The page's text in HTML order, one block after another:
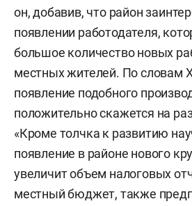
он, добавив, что район
появлении работодателя,
большое количество новых
местных жителей. По словам
появление подобного
положительно скажется на
«Кроме толчка к развитию
появление в районе нового
увеличит объем налоговых
местный бюджет, также